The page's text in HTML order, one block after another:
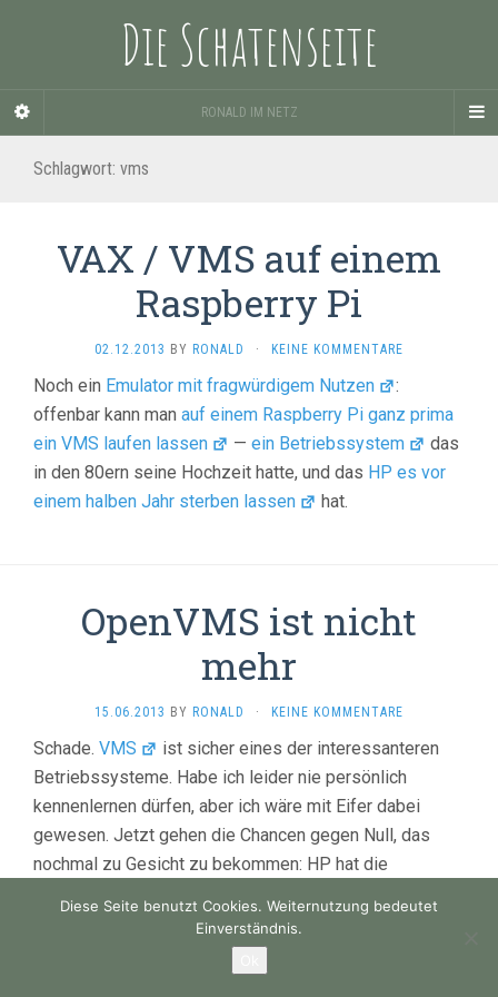
Die Schatenseite
RONALD IM NETZ
Schlagwort: vms
VAX / VMS auf einem
Raspberry Pi
02.12.2013 BY RONALD · KEINE KOMMENTARE
Noch ein Emulator mit fragwürdigem Nutzen
:
offenbar kann man auf einem Raspberry Pi ganz prima
ein VMS laufen lassen
—ein Betriebssystem
das
in den 80ern seine Hochzeit hatte, und das HP es vor
einem halben Jahr sterben lassen
hat.
OpenVMS ist nicht
mehr
15.06.2013 BY RONALD · KEINE KOMMENTARE
Schade. VMS
ist sicher eines der interessanteren
Betriebssysteme. Habe ich leider nie persönlich
kennenlernen dürfen, aber ich wäre mit Eifer dabei
gewesen. Jetzt gehen die Chancen gegen Null, das
nochmal zu Gesicht zu bekommen: HP hat die
Diese Seite benutzt Cookies. Weiternutzung bedeutet
Einverständnis.